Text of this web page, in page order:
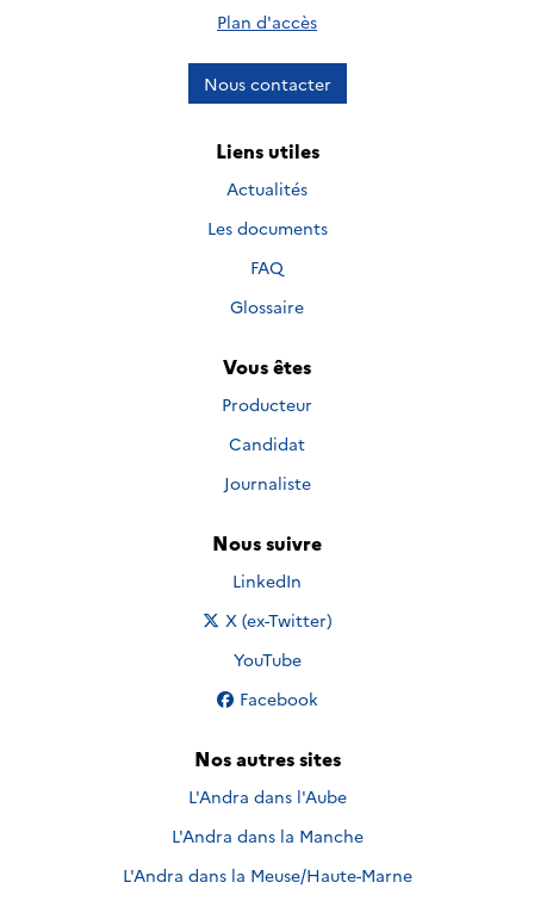
Plan d'accès
Nous contacter
Liens utiles
Actualités
Les documents
FAQ
Glossaire
Vous êtes
Producteur
Candidat
Journaliste
Nous suivre
Nous suivre sur
LinkedIn
Nous suivre sur
X (ex-Twitter)
Nous suivre sur
YouTube
Nous suivre sur
Facebook
Nos autres sites
L'Andra dans l'Aube
L'Andra dans la Manche
L'Andra dans la Meuse/Haute-Marne